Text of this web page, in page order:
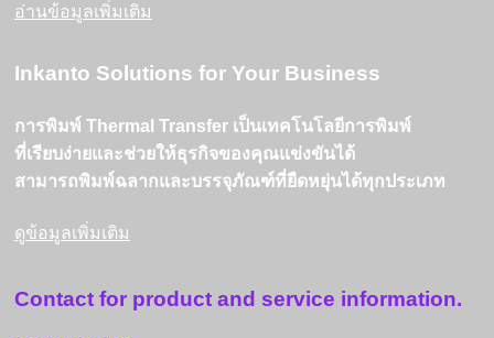
อ่านข้อมูลเพิ่มเติม
Inkanto Solutions for Your Business
การพิมพ์ Thermal Transfer เป็นเทคโนโลยีการพิมพ์
ที่เรียบง่ายและช่วยให้ธุรกิจของคุณแข่งขันได้
สามารถพิมพ์ฉลากและบรรจุภัณฑ์ที่ยืดหยุ่นได้ทุกประเภท
ดูข้อมูลเพิ่มเติม
Contact for product and service information.